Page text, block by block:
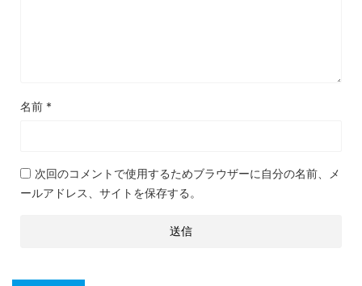
名前 *
次回のコメントで使用するためブラウザーに自分の名前、メ
ールアドレス、サイトを保存する。